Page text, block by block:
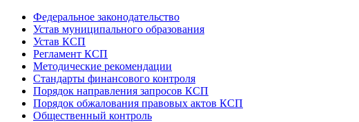
Федеральное законодательство
Устав муниципального образования
Устав КСП
Регламент КСП
Методические рекомендации
Стандарты финансового контроля
Порядок направления запросов КСП
Порядок обжалования правовых актов КСП
Общественный контроль